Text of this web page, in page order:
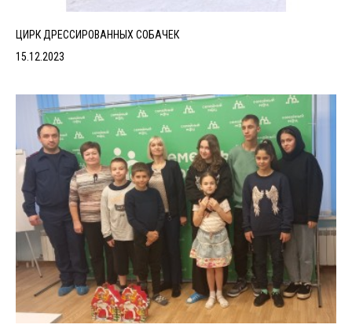
ЦИРК ДРЕССИРОВАННЫХ СОБАЧЕК
15.12.2023